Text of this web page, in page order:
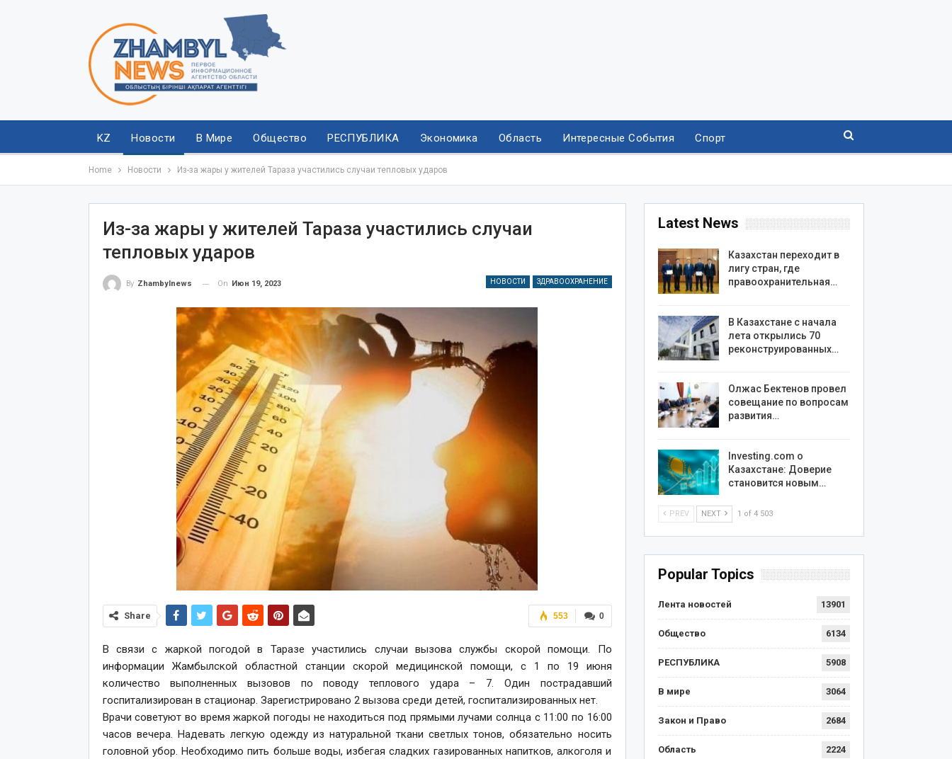
KZ Новости В Мире Общество РЕСПУБЛИКА Экономика Область Интересные События Спорт
Home Новости Из-за жары у жителей Тараза участились случаи тепловых ударов
Из-за жары у жителей Тараза участились случаи
тепловых ударов
НОВОСТИ ЗДРАВООХРАНЕНИЕ
By Zhambylnews On Июн 19, 2023
0
553
Share
В связи с жаркой погодой в Таразе участились случаи вызова службы скорой помощи. По
информации Жамбылской областной станции скорой медицинской помощи, с 1 по 19 июня
количество выполненных вызовов по поводу теплового удара – 7. Один пострадавший
госпитализирован в стационар. Зарегистрировано 2 вызова среди детей, госпитализированных нет.
Врачи советуют во время жаркой погоды не находиться под прямыми лучами солнца с 11:00 по 16:00
часов вечера. Надевать легкую одежду из натуральной ткани светлых тонов, обязательно носить
головной убор. Необходимо пить больше воды, избегая сладких газированных напитков, алкоголя и
Latest News
Казахстан переходит в
лигу стран, где
правоохранительная…
В Казахстане с начала
лета открылись 70
реконструированных…
Олжас Бектенов провел
совещание по вопросам
развития…
Investing.com о
Казахстане: Доверие
становится новым…
PREV NEXT 1 of 4 503
Popular Topics
Лента новостей 13901
Общество 6134
РЕСПУБЛИКА 5908
В мире 3064
Закон и Право 2684
Область 2224